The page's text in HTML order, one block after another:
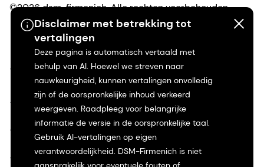
Disclaimer met betrekking tot
vertalingen
Deze pagina is automatisch vertaald met
behulp van AI. Hoewel we streven naar
nauwkeurigheid, kunnen vertalingen onvolledig
zijn of de oorspronkelijke inhoud verkeerd
weergeven. Raadpleeg voor belangrijke
informatie de versie in de oorspronkelijke taal.
Gebruik AI-vertalingen op eigen
verantwoordelijkheid. DSM-Firmenich is niet
©2026 dsm-firmenich. Alle rechten voorbehouden.
Privacyverklaring
Gebruiksvoorwaarden
Algemene voorwaarden
Californië Transparantie
Toegankelijkheidsverklaring